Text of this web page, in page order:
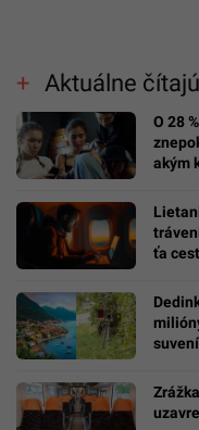
Aktuálne čítajú
O 28
akým
ťa